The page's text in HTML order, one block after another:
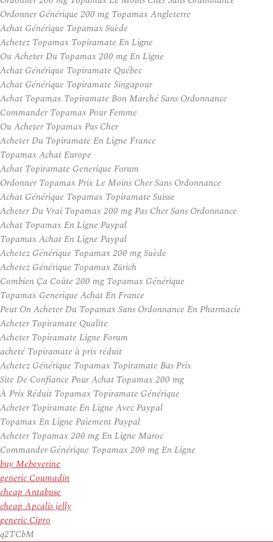
Ordonner Générique 200 mg Topamax Angleterre
Achat Générique Topamax Suède
Achetez Topamax Topiramate En Ligne
Ou Acheter Du Topamax 200 mg En Ligne
Achat Générique Topiramate Québec
Achat Générique Topiramate Singapour
Achat Topamax Topiramate Bon Marché Sans Ordonnance
Commander Topamax Pour Femme
Ou Acheter Topamax Pas Cher
Acheter Du Topiramate En Ligne France
Topamax Achat Europe
Achat Topiramate Generique Forum
Ordonner Topamax Prix Le Moins Cher Sans Ordonnance
Achat Générique Topamax Topiramate Suisse
Acheter Du Vrai Topamax 200 mg Pas Cher Sans Ordonnance
Achat Topamax En Ligne Paypal
Topamax Achat En Ligne Paypal
Achetez Générique Topamax 200 mg Suède
Achetez Générique Topamax Zürich
Combien Ça Coûte 200 mg Topamax Générique
Topamax Generique Achat En France
Peut On Acheter Du Topamax Sans Ordonnance En Pharmacie
Acheter Topiramate Qualite
Acheter Topiramate Ligne Forum
acheté Topiramate à prix réduit
Achetez Générique Topamax Topiramate Bas Prix
Site De Confiance Pour Achat Topamax 200 mg
À Prix Réduit Topamax Topiramate Générique
Acheter Topiramate En Ligne Avec Paypal
Topamax En Ligne Paiement Paypal
Acheter Topamax 200 mg En Ligne Maroc
Commander Générique Topamax 200 mg En Ligne
buy Mebeverine
generic Coumadin
cheap Antabuse
cheap Apcalis jelly
generic Cipro
q2TCbM